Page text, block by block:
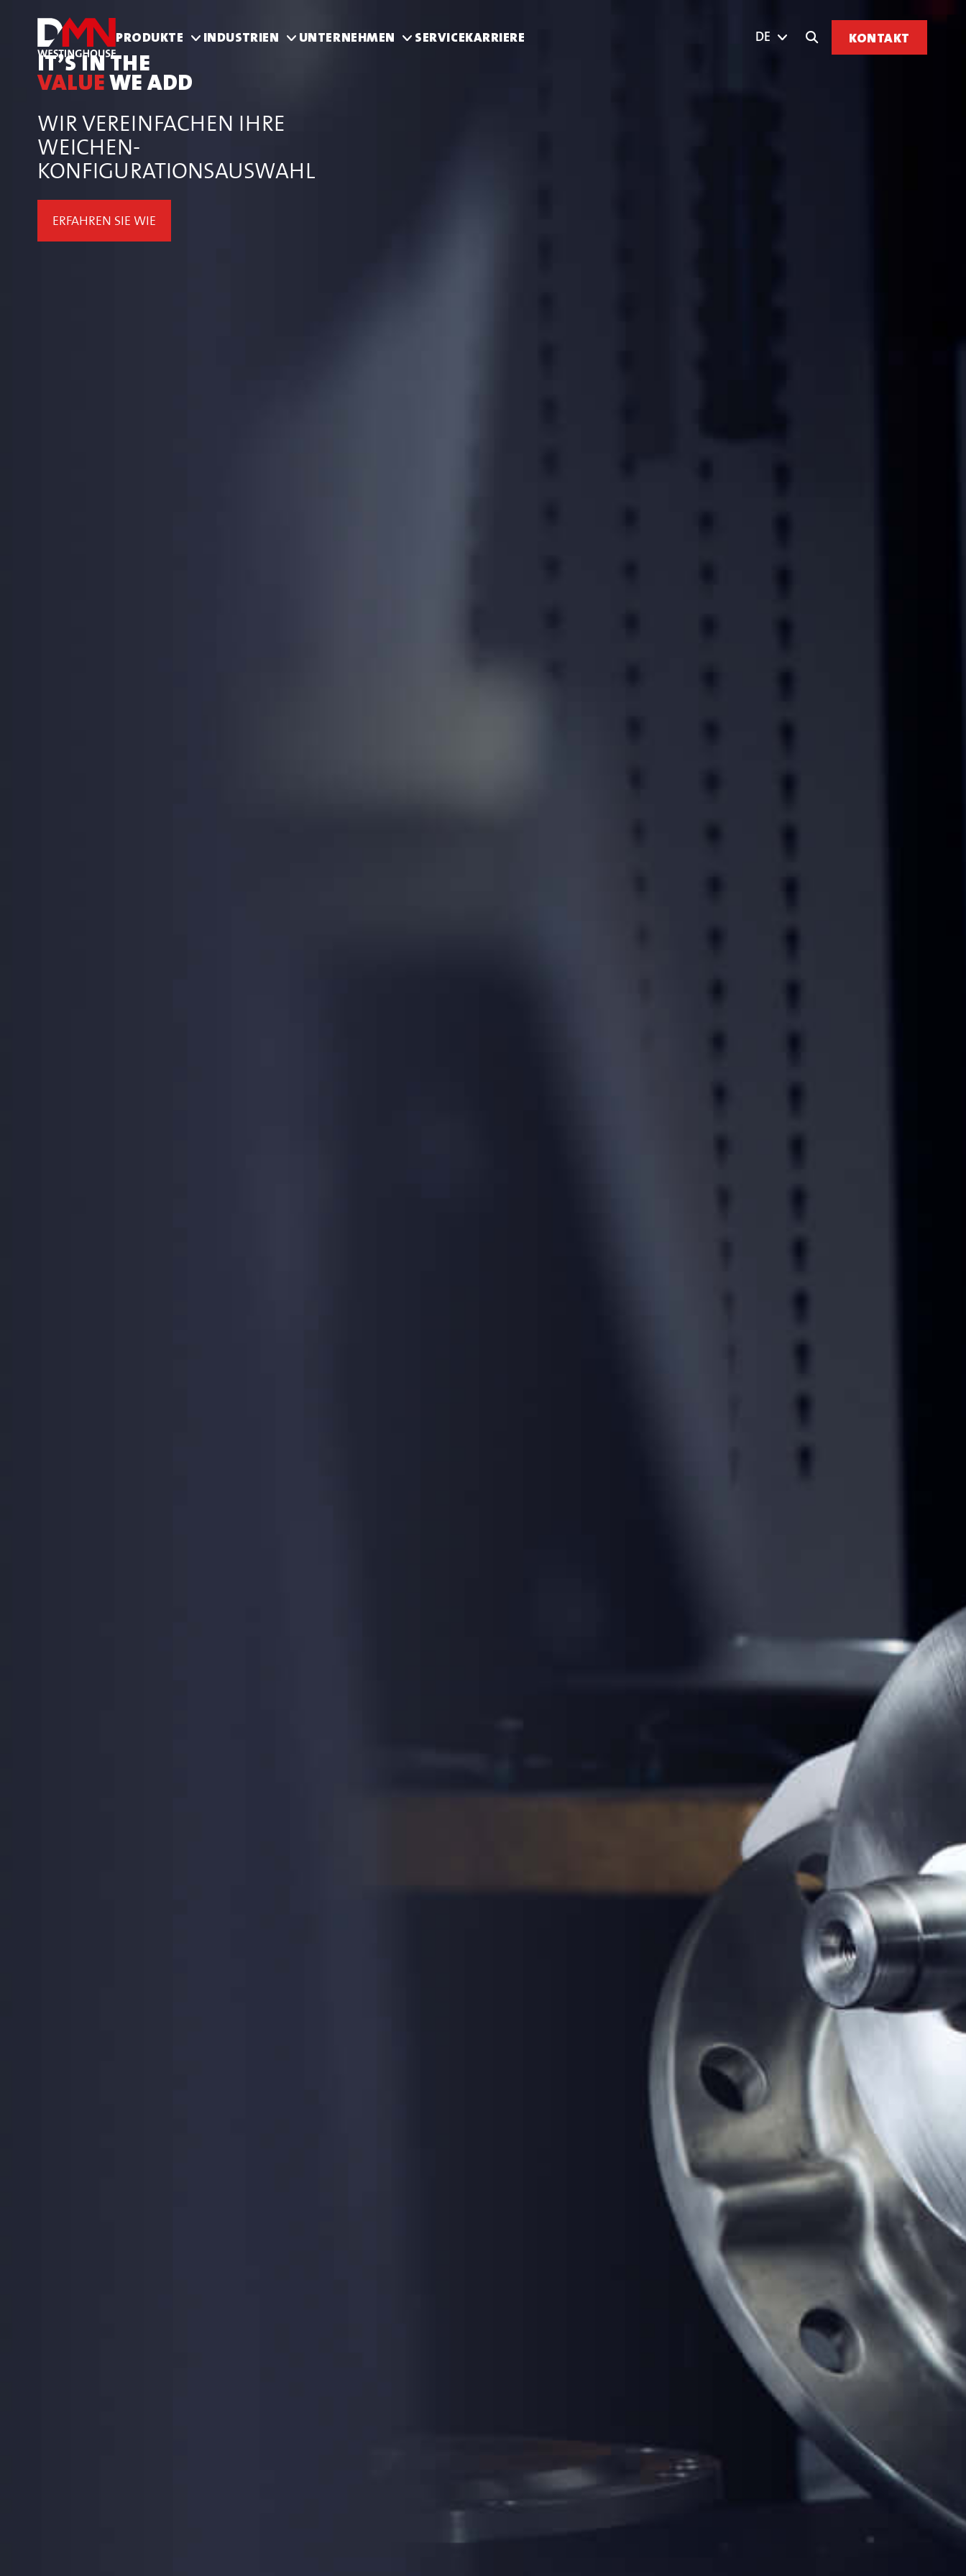
KONTAKT
DE
PRODUKTE INDUSTRIEN UNTERNEHMEN SERVICEKARRIERE
IT’S IN THE
VALUEWE ADD
WIR VEREINFACHEN IHRE
WEICHEN-
KONFIGURATIONSAUSWAHL
ERFAHREN SIE WIE